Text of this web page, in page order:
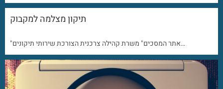
תיקון מצלמה למקבוק
"אתר המסכים" משרת קהילה צרכנית הצורכת שירותי תיקונים…